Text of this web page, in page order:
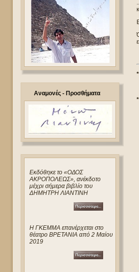
Αναμονές - Προσθήματα
Eκδόθηκε το «ΟΔΟΣ
ΑΚΡΟΠΟΛΕΩΣ», ανέκδοτο
μέχρι σήμερα βιβλίο του
ΔΗΜΗΤΡΗ ΛΙΑΝΤΙΝΗ
Η ΓΚΕΜΜΑ επανέρχεται στο
θέατρο ΒΡΕΤΑΝΙΑ από 2 Μαίου
2019
*